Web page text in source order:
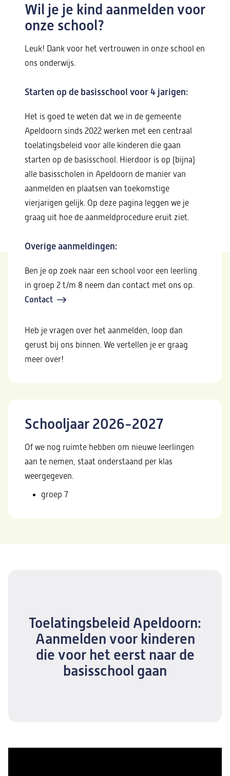
Wil je je kind aanmelden voor
onze school?
Leuk! Dank voor het vertrouwen in onze school en
ons onderwijs.
Starten op de basisschool voor 4 jarigen:
Het is goed te weten dat we in de gemeente
Apeldoorn sinds 2022 werken met een centraal
toelatingsbeleid voor alle kinderen die gaan
starten op de basisschool. Hierdoor is op (bijna)
alle basisscholen in Apeldoorn de manier van
aanmelden en plaatsen van toekomstige
vierjarigen gelijk. Op deze pagina leggen we je
graag uit hoe de aanmeldprocedure eruit ziet.
Overige aanmeldingen:
Ben je op zoek naar een school voor een leerling
in groep 2 t/m 8 neem dan contact met ons op.
Contact
Heb je vragen over het aanmelden, loop dan
gerust bij ons binnen. We vertellen je er graag
meer over!
Schooljaar 2026-2027
Of we nog ruimte hebben om nieuwe leerlingen
aan te nemen, staat onderstaand per klas
weergegeven.
groep 7
Toelatingsbeleid Apeldoorn:
Aanmelden voor kinderen
die voor het eerst naar de
basisschool gaan